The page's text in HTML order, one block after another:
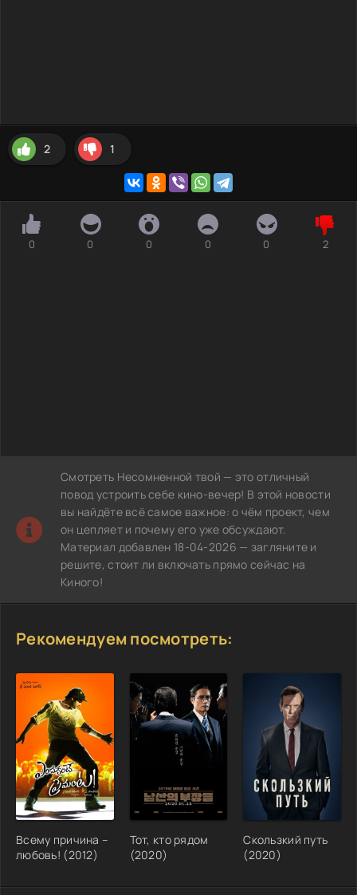
2 1
0 0 0 0 0 2
Смотреть Несомненной твой — это отличный
повод устроить себе кино-вечер! В этой новости
вы найдёте всё самое важное: о чём проект, чем
он цепляет и почему его уже обсуждают.
Материал добавлен 18-04-2026 — загляните и
решите, стоит ли включать прямо сейчас на
Киного!
Рекомендуем посмотреть:
Всему причина –
любовь! (2012)
Тот, кто рядом
(2020)
Скользкий путь
(2020)